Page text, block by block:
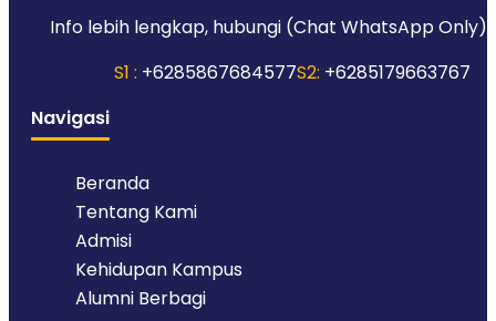
Info lebih lengkap, hubungi (Chat WhatsApp Only):
S1 : +6285867684577S2: +6285179663767
Navigasi
Beranda
Tentang Kami
Admisi
Kehidupan Kampus
Alumni Berbagi